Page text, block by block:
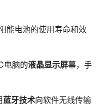
能电池的使用寿命和效
电脑的液晶显示屏幕，手
蓝牙技术向软件无线传输